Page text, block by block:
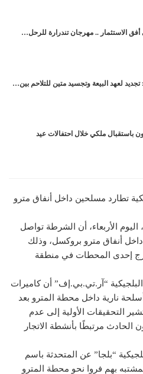
أفق الاستثمار .. مهرجان تندرارة للرحل…
لعهد البيعة وتجسيد متين للتلاحم بين…
باستقبال ملكي خلال احتفالات عيد
تطارد مسلحين داخل أنفاق مترو
الأربعاء، أن الشرطة تواصل
أنفاق مترو بروكسل، وذلك
إحدى المحطات في منطقة
“آر.تي.بي.إف” أن كاميرات
نارية داخل محطة المترو بعد
التحقيقات الأولية إلى عدم
الحادث مرتبطًا بأنشطة الاتجار
“بلجا” عن المتحدثة باسم
بهم فروا نحو محطة المترو